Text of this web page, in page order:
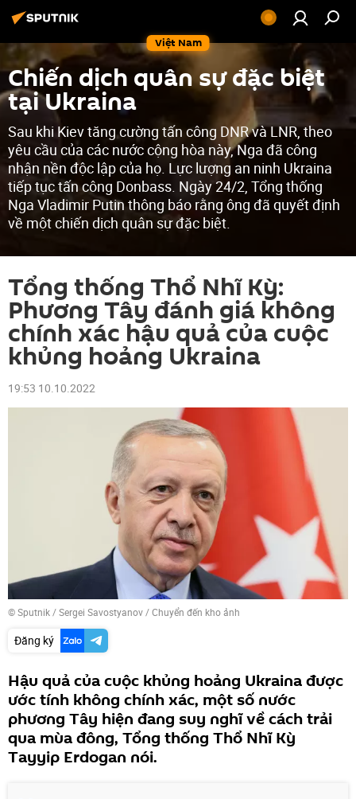
Việt Nam
Chiến dịch quân sự đặc biệt
tại Ukraina
Sau khi Kiev tăng cường tấn công DNR và LNR, theo
yêu cầu của các nước cộng hòa này, Nga đã công
nhận nền độc lập của họ. Lực lượng an ninh Ukraina
tiếp tục tấn công Donbass. Ngày 24/2, Tổng thống
Nga Vladimir Putin thông báo rằng ông đã quyết định
về một chiến dịch quân sự đặc biệt.
Tổng thống Thổ Nhĩ Kỳ:
Phương Tây đánh giá không
chính xác hậu quả của cuộc
khủng hoảng Ukraina
19:53 10.10.2022
© Sputnik / Sergei Savostyanov/Chuyển đến kho ảnh
Đăng ký
Hậu quả của cuộc khủng hoảng Ukraina được
ước tính không chính xác, một số nước
phương Tây hiện đang suy nghĩ về cách trải
qua mùa đông, Tổng thống Thổ Nhĩ Kỳ
Tayyip Erdogan nói.